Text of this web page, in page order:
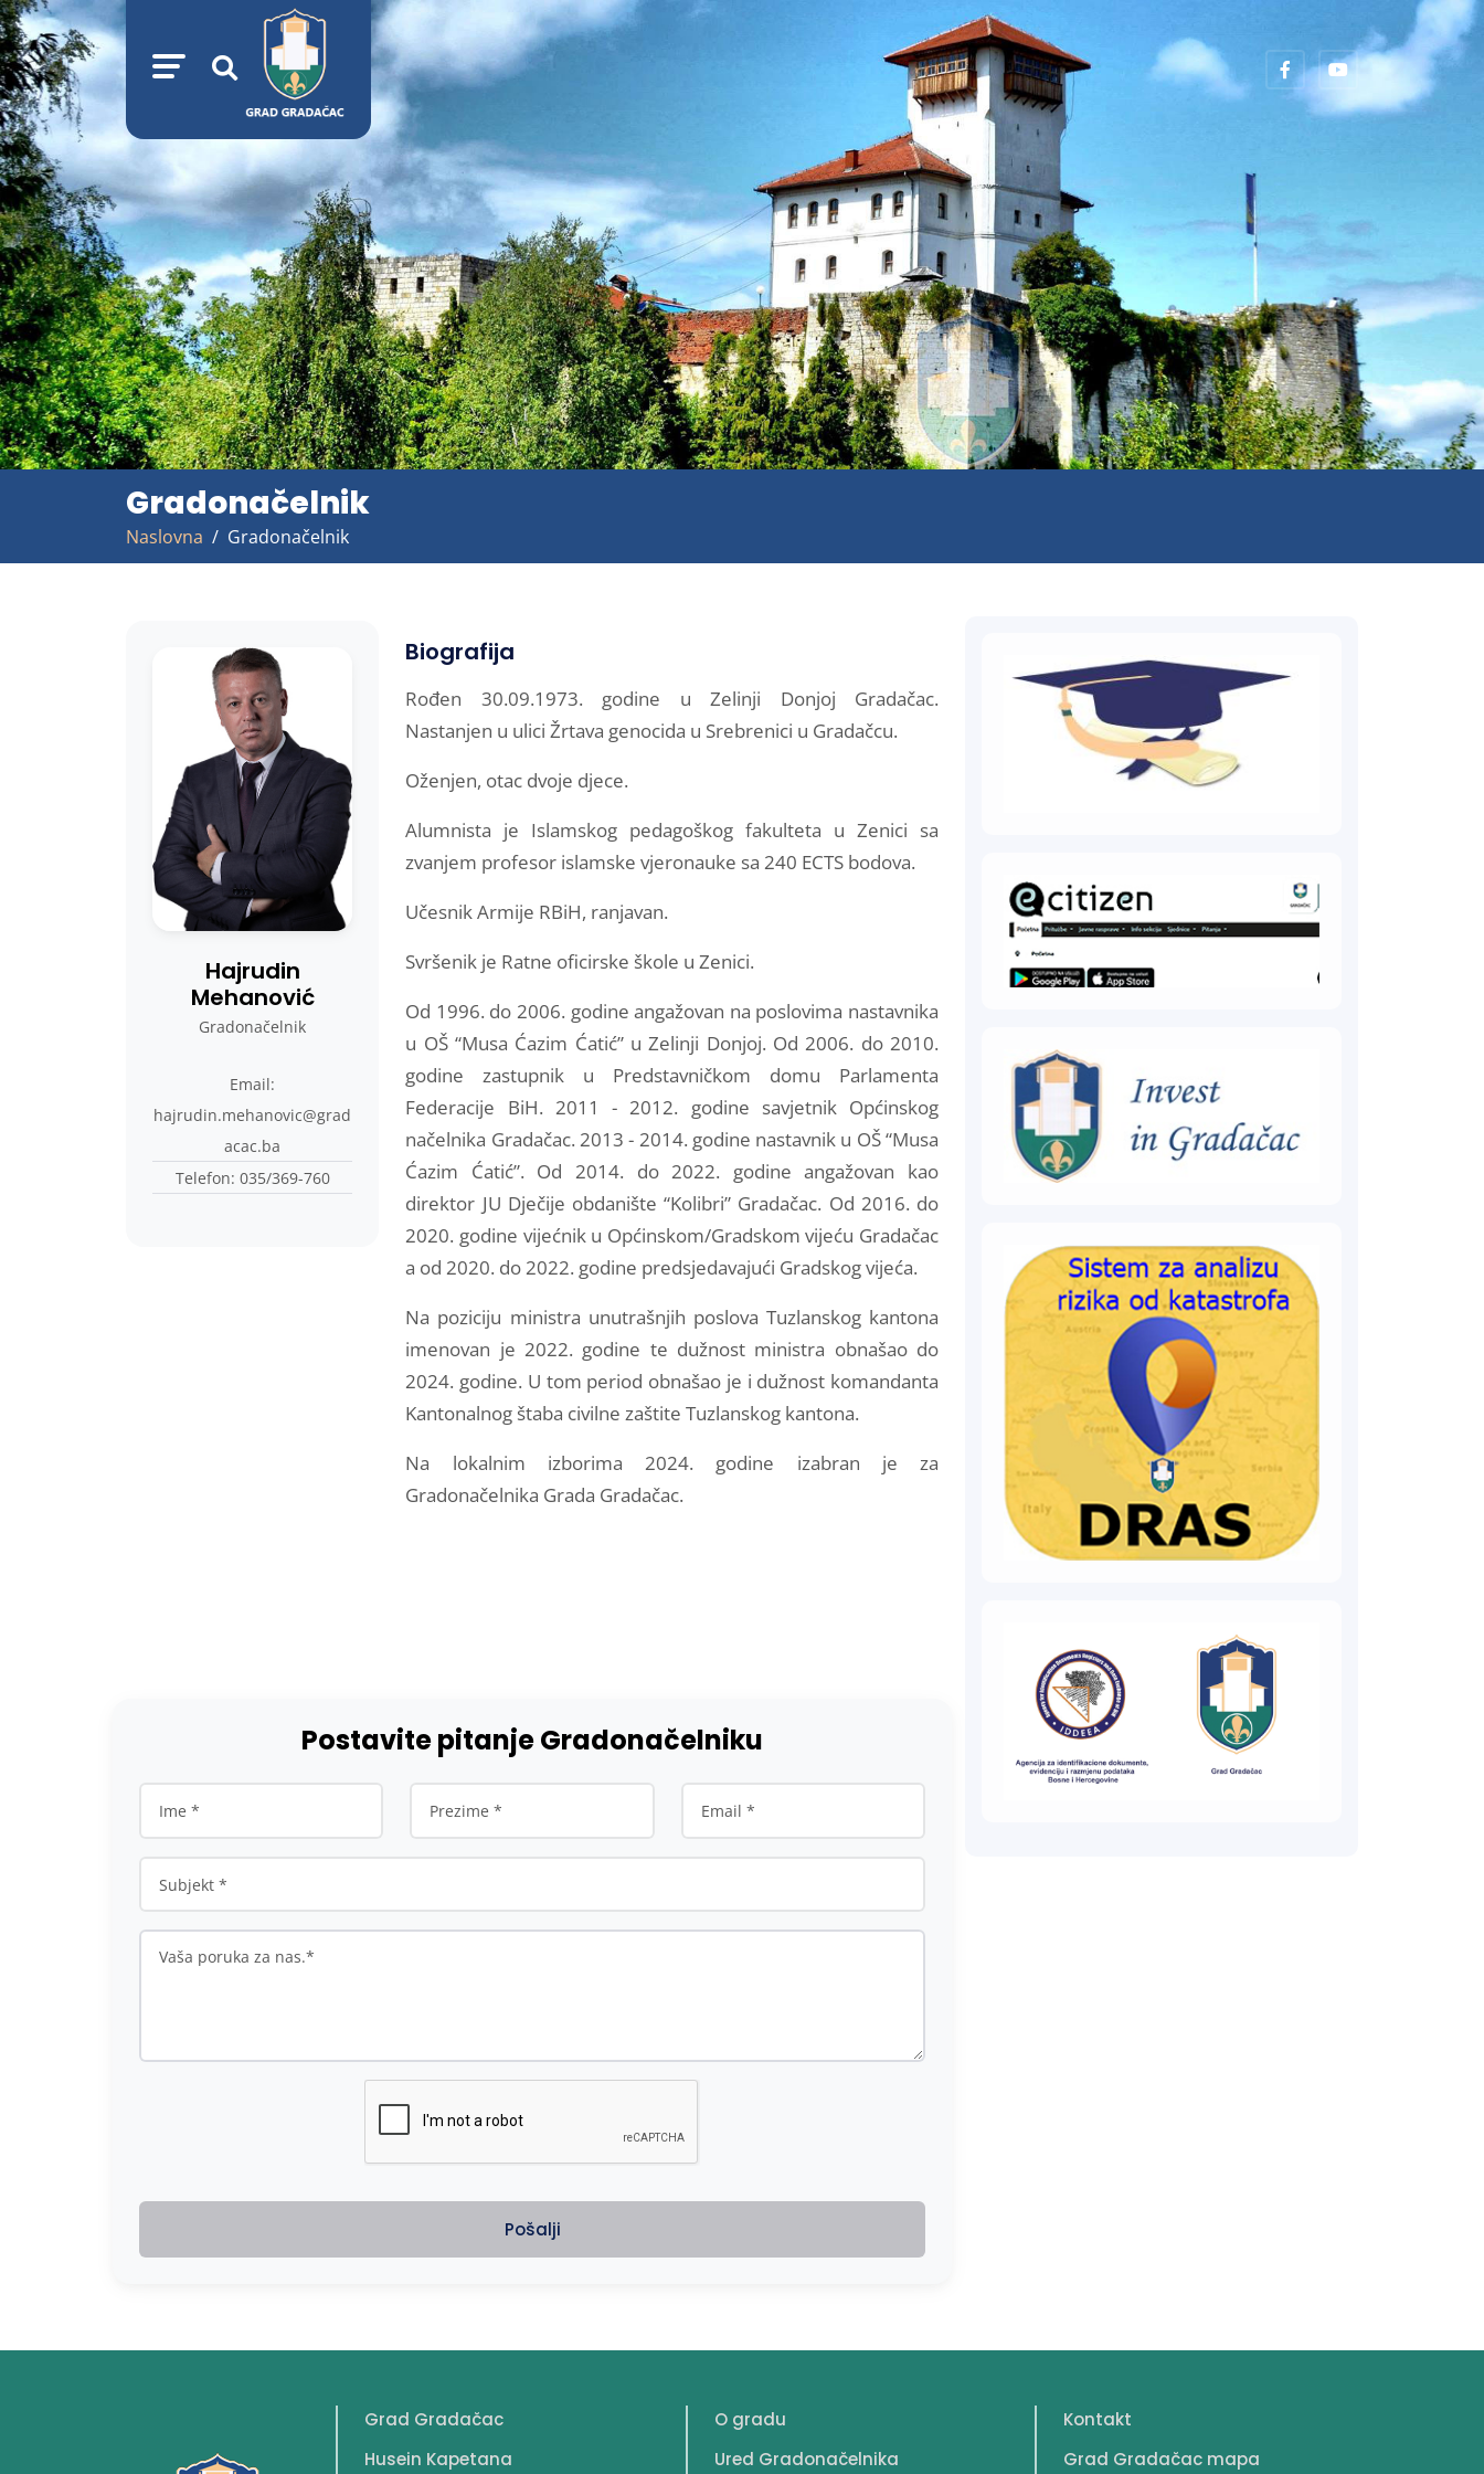
Gradonačelnik
Naslovna Gradonačelnik
Hajrudin
Mehanović
Gradonačelnik
Email:
hajrudin.mehanovic@grad
acac.ba
Telefon: 035/369-760
Biografija
Rođen 30.09.1973. godine u Zelinji Donjoj Gradačac.
Nastanjen u ulici Žrtava genocida u Srebrenici u Gradačcu.
Oženjen, otac dvoje djece.
Alumnista je Islamskog pedagoškog fakulteta u Zenici sa
zvanjem profesor islamske vjeronauke sa 240 ECTS bodova.
Učesnik Armije RBiH, ranjavan.
Svršenik je Ratne oficirske škole u Zenici.
Od 1996. do 2006. godine angažovan na poslovima nastavnika
u OŠ “Musa Ćazim Ćatić” u Zelinji Donjoj. Od 2006. do 2010.
godine zastupnik u Predstavničkom domu Parlamenta
Federacije BiH. 2011 - 2012. godine savjetnik Općinskog
načelnika Gradačac. 2013 - 2014. godine nastavnik u OŠ “Musa
Ćazim Ćatić”. Od 2014. do 2022. godine angažovan kao
direktor JU Dječije obdanište “Kolibri” Gradačac. Od 2016. do
2020. godine vijećnik u Općinskom/Gradskom vijeću Gradačac
a od 2020. do 2022. godine predsjedavajući Gradskog vijeća.
Na poziciju ministra unutrašnjih poslova Tuzlanskog kantona
imenovan je 2022. godine te dužnost ministra obnašao do
2024. godine. U tom period obnašao je i dužnost komandanta
Kantonalnog štaba civilne zaštite Tuzlanskog kantona.
Na lokalnim izborima 2024. godine izabran je za
Gradonačelnika Grada Gradačac.
Postavite pitanje Gradonačelniku
Pošalji
Grad Gradačac
Husein Kapetana
O gradu
Ured Gradonačelnika
Kontakt
Grad Gradačac mapa